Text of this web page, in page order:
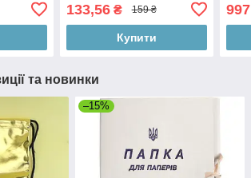
ґрунт насіння, у пакеті
133,56₴ 159 ₴
Купити
та новинки
–15%